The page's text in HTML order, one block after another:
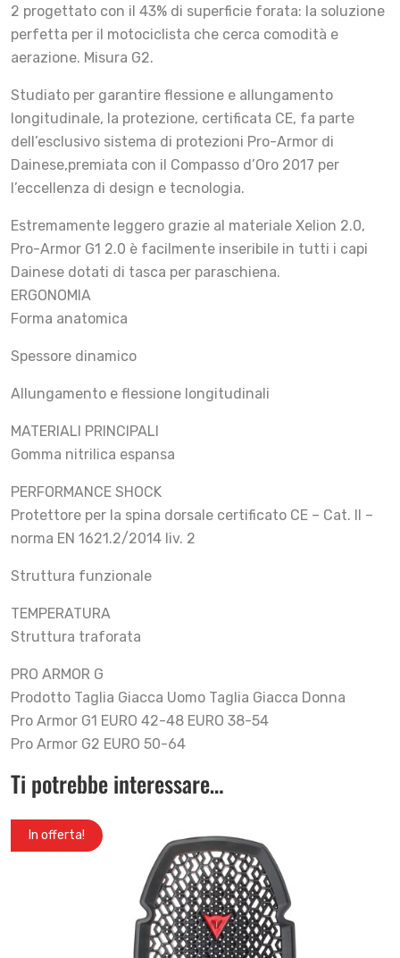
2 progettato con il 43% di superficie forata: la soluzione
perfetta per il motociclista che cerca comodità e
aerazione. Misura G2.
Studiato per garantire flessione e allungamento
longitudinale, la protezione, certificata CE, fa parte
dell’esclusivo sistema di protezioni Pro-Armor di
Dainese,premiata con il Compasso d’Oro 2017 per
l’eccellenza di design e tecnologia.
Estremamente leggero grazie al materiale Xelion 2.0,
Pro-Armor G1 2.0 è facilmente inseribile in tutti i capi
Dainese dotati di tasca per paraschiena.
ERGONOMIA
Forma anatomica
Spessore dinamico
Allungamento e flessione longitudinali
MATERIALI PRINCIPALI
Gomma nitrilica espansa
PERFORMANCE SHOCK
Protettore per la spina dorsale certificato CE – Cat. II –
norma EN 1621.2/2014 liv. 2
Struttura funzionale
TEMPERATURA
Struttura traforata
PRO ARMOR G
Prodotto Taglia Giacca Uomo Taglia Giacca Donna
Pro Armor G1 EURO 42-48 EURO 38-54
Pro Armor G2 EURO 50-64
Ti potrebbe interessare…
In offerta!